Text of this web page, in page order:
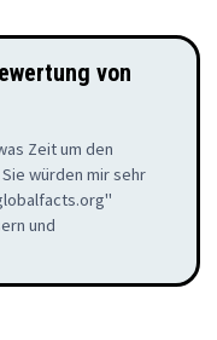
von
Zeit um den
würden mir sehr
und